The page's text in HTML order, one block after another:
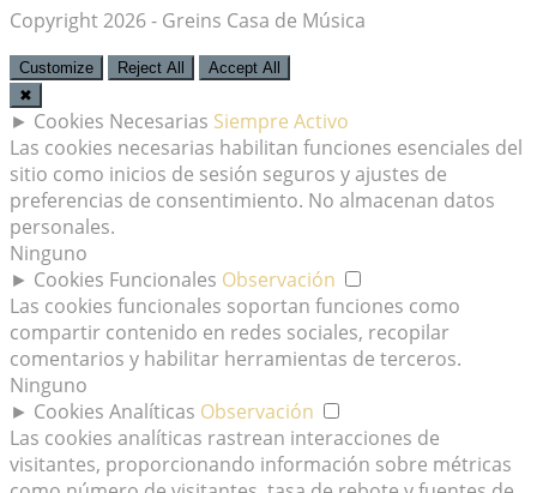
Copyright 2026 - Greins Casa de Música
Customize Reject All
Accept All
✖
► Cookies Necesarias Siempre Activo
Las cookies necesarias habilitan funciones esenciales del
sitio como inicios de sesión seguros y ajustes de
preferencias de consentimiento. No almacenan datos
personales.
Ninguno
► Cookies Funcionales Observación
Las cookies funcionales soportan funciones como
compartir contenido en redes sociales, recopilar
comentarios y habilitar herramientas de terceros.
Ninguno
► Cookies Analíticas Observación
Las cookies analíticas rastrean interacciones de
visitantes, proporcionando información sobre métricas